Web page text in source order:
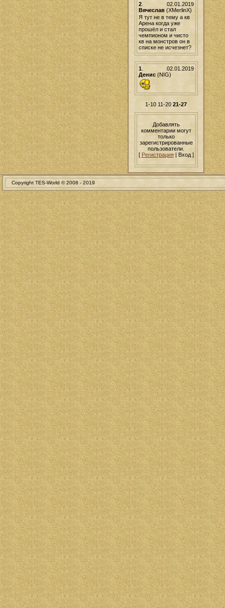
02.01.2019
2.
Вячеслав(XMerlinX)
Я тут не в тему а кв
Арена когда уже
прошёл и стал
чемпионом и чисто
кв на монстров он в
списке не исчезнет?
02.01.2019
1.
Денис(NIG)
1-10 11-20 21-27
Добавлять
комментарии могут
только
зарегистрированные
пользователи.
[ Регистрация| Вход ]
Copyright TES-World © 2008 - 2019